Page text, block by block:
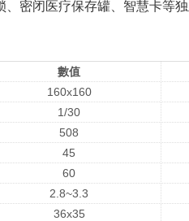
、密闭医疗保存罐、智慧卡等
數值
160x160
1/30
508
45
60
2.8~3.3
36x35